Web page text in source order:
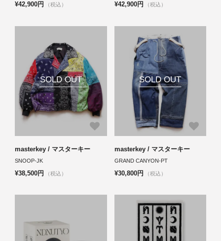
¥42,900円 （税込） ¥42,900円 （税込）
SOLD OUT
masterkey / マスターキー
SNOOP-JK
¥38,500円 （税込）
SOLD OUT
masterkey / マスターキー
GRAND CANYON-PT
¥30,800円 （税込）